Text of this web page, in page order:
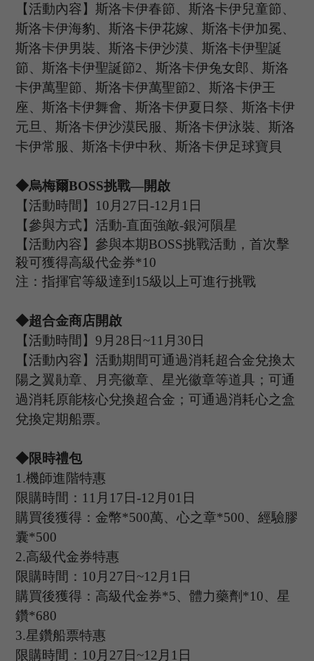
【活動內容】斯洛卡伊春節、斯洛卡伊兒童節、
斯洛卡伊海豹、斯洛卡伊花嫁、斯洛卡伊加冕、
斯洛卡伊男裝、斯洛卡伊沙漠、斯洛卡伊聖誕
節、斯洛卡伊聖誕節2、斯洛卡伊兔女郎、斯洛
卡伊萬聖節、斯洛卡伊萬聖節2、斯洛卡伊王
座、斯洛卡伊舞會、斯洛卡伊夏日祭、斯洛卡伊
元旦、斯洛卡伊沙漠民服、斯洛卡伊泳裝、斯洛
卡伊常服、斯洛卡伊中秋、斯洛卡伊足球寶貝
◆烏梅爾BOSS挑戰—開啟
【活動時間】 10 月 27日-12 月 1 日
【參與方式】活動-直面強敵-銀河隕星
【活動內容】參與本期BOSS挑戰活動，首次擊
殺可獲得高級代金券*10
注：指揮官等級達到 15級以上可進行挑戰
◆超合金商店開啟
【活動時間】9 月 28日~11 月 30日
【活動內容】活動期間可通過消耗超合金兌換太
陽之翼勛章、月亮徽章、星光徽章等道具；可通
過消耗原能核心兌換超合金；可通過消耗心之盒
兌換定期船票。
◆限時禮包
1.機師進階特惠
限購時間： 11 月 17日-12 月01 日
購買後獲得：金幣*500萬、心之章*500、經驗膠
囊*500
2.高級代金券特惠
限購時間： 10 月 27日~12 月 1 日
購買後獲得：高級代金券*5、體力藥劑 *10、星
鑽*680
3.星鑽船票特惠
限購時間： 10 月 27日~12 月 1 日